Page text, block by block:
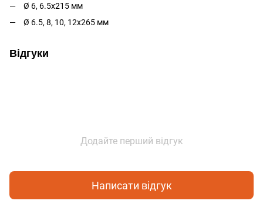
Ø 6, 6.5x215 мм
Ø 6.5, 8, 10, 12x265 мм
Відгуки
Додайте перший відгук
Написати відгук